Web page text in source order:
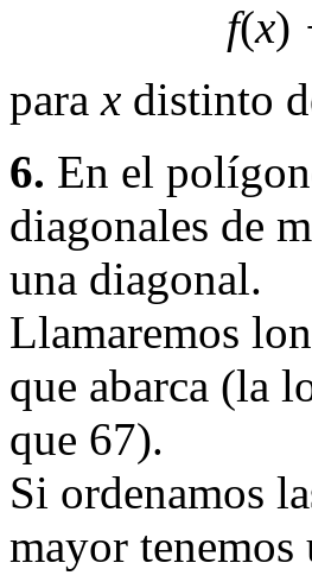
f(x)
parax distinto
6. En el
diagonales de
una diagonal.
Llamaremos
que abarca (la
que 67).
Si ordenamos
mayor tenemos